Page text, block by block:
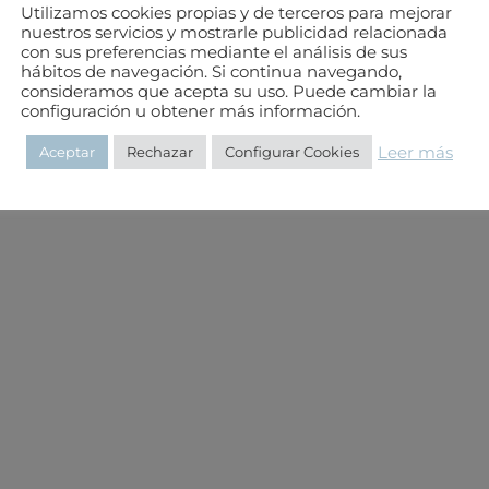
privacidad Canal de Denuncias Canal de Denuncias
Utilizamos cookies propias y de terceros para mejorar
nuestros servicios y mostrarle publicidad relacionada
con sus preferencias mediante el análisis de sus
hábitos de navegación. Si continua navegando,
consideramos que acepta su uso. Puede cambiar la
configuración u obtener más información.
Aceptar Rechazar Configurar Cookies Leer más